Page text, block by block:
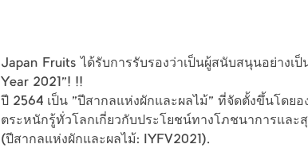
Japan Fruits ได้รับการรับรองว่าเป็นผู้สนับสนุนอย่าง
Year 2021"! !!
ปี 2564 เป็น "ปีสากลแห่งผักและผลไม้" ที่จัดตั้งขึ้นโดย
ตระหนักรู้ทั่วโลกเกี่ยวกับประโยชน์ทางโภชนาการแล
(ปีสากลแห่งผักและผลไม้: IYFV2021).